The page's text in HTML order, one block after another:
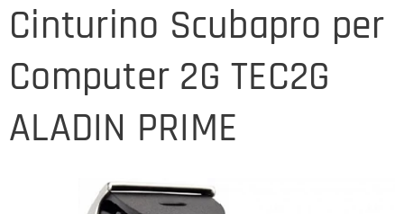
Cinturino Scubapro per
Computer 2G TEC2G
ALADIN PRIME